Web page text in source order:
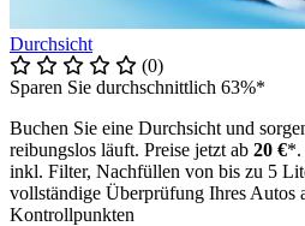
Durchsicht
(0)
Sparen Sie durchschnittlich 63%*
Buchen Sie eine Durchsicht und
reibungslos läuft. Preise jetzt ab 20 €*.
inkl. Filter, Nachfüllen von bis zu 5
vollständige Überprüfung Ihres Autos
Kontrollpunkten